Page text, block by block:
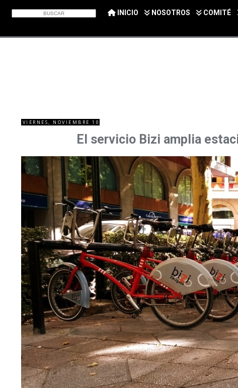
INICIO NOSOTROS COMITÉ
VIERNES, NOVIEMBRE 10
El servicio Bizi amplia